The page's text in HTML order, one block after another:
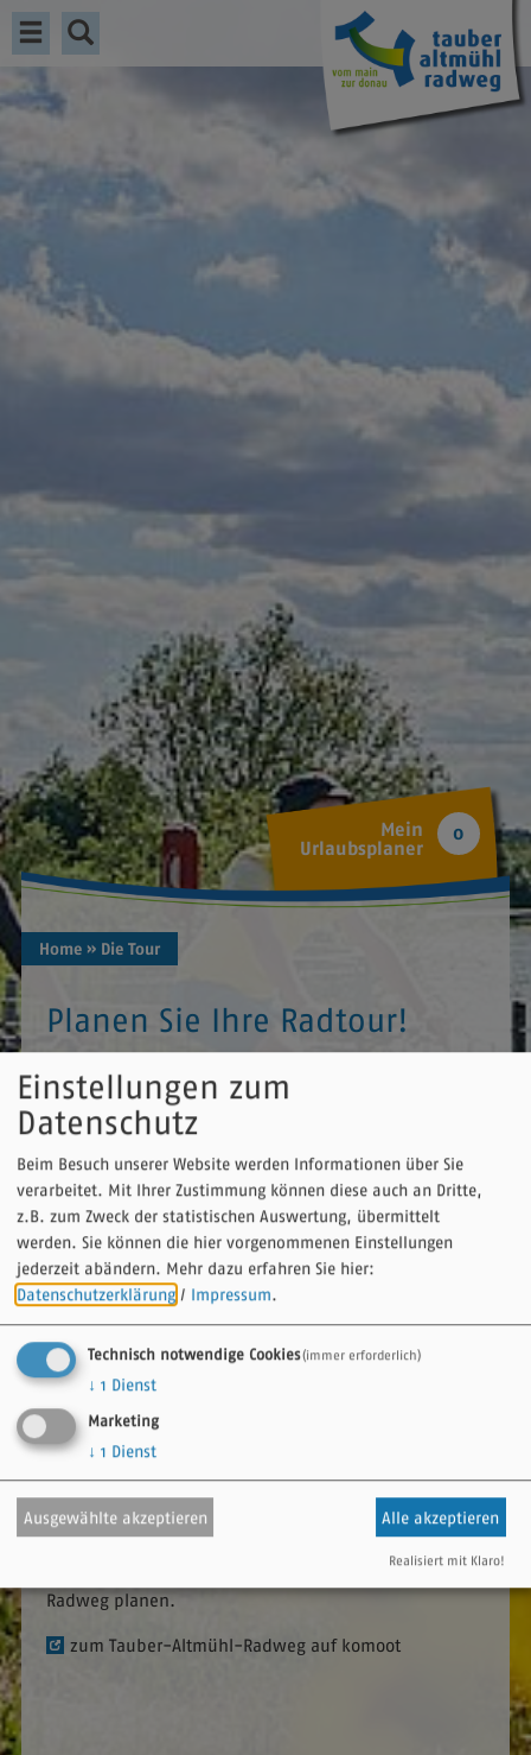
Mein
Urlaubsplaner
0
Home » Die Tour
Planen Sie Ihre Radtour!
Tour auf dem Tauber Altmühl Radweg
vorzubereiten.
FahrradfreundlicheUnterkünfte,E-Bike- oder
Fahrradverleihan Tauberradweg und Altmühlradweg
sowiePauschalangebotesind für Sie gelistet. Natürlich
gibt es entlang der Strecke beim
Radfahren im
Altmühltal, im Taubertal und im Naturpark
entdecken. Auch überVeranstaltungen
sich hier informieren. Und sollte unterwegs etwas
auf komoot entdecken
Mit der Tourenplattform komoot
ganz einfach eine Radreise auf dem Tauber-Altmühl-
Radweg planen.
zum Tauber-Altmühl-Radweg auf komoot
Einstellungen zum
Datenschutz
Beim Besuch unserer Website werden Informationen über Sie
verarbeitet. Mit Ihrer Zustimmung können diese auch an Dritte,
z.B. zum Zweck der statistischen Auswertung, übermittelt
werden. Sie können die hier vorgenommenen Einstellungen
jederzeit abändern. Mehr dazu erfahren Sie hier:
Datenschutzerklärung / Impressum.
Technisch notwendige Cookies(immer erforderlich)
↓ 1 Dienst
Marketing
↓ 1 Dienst
Ausgewählte akzeptieren Alle akzeptieren
Realisiert mit Klaro!